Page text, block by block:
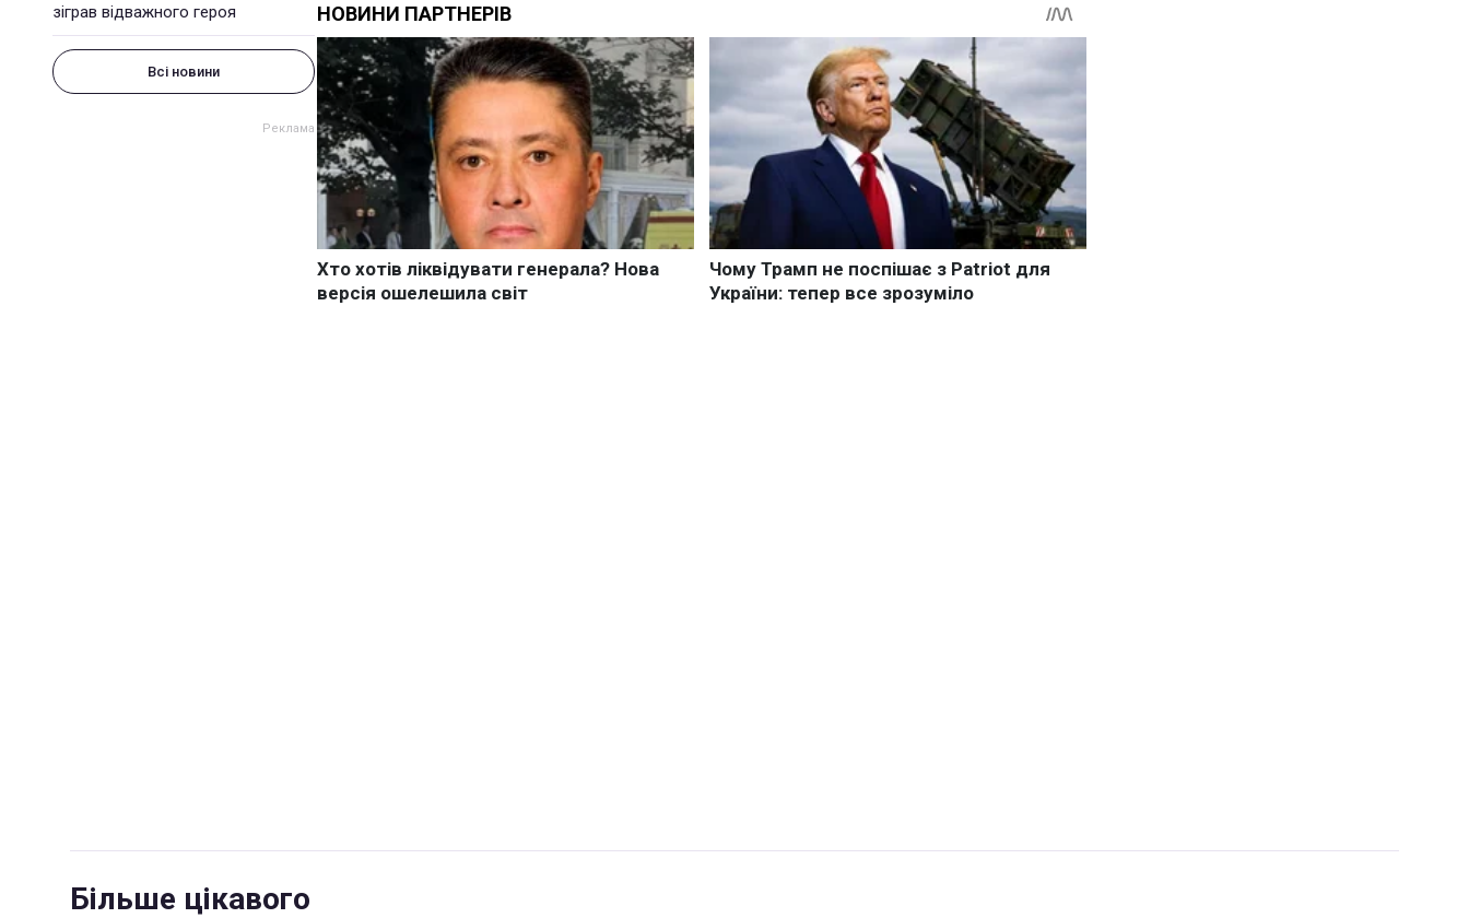
зіграв відважного героя
Всі новини
Більше цікавого